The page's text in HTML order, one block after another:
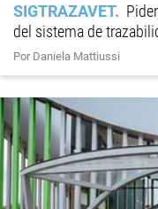
SIGTRAZAVET
del sistema de
Por Daniela Mattiussi